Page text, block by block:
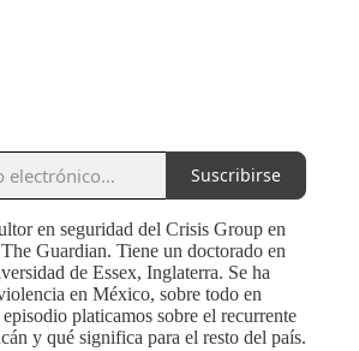
Suscribirse
en seguridad del Crisis Group en
Guardian. Tiene un doctorado en
de Essex, Inglaterra. Se ha
en México, sobre todo en
platicamos sobre el recurrente
y qué significa para el resto del país.